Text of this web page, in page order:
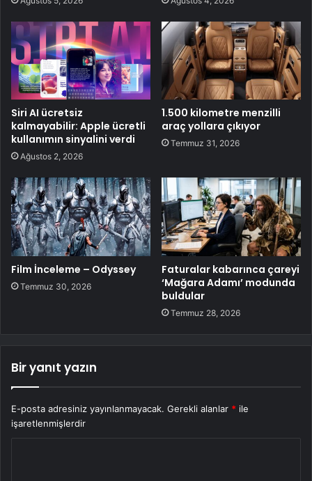
Siri AI ücretsiz
kalmayabilir: Apple ücretli
kullanımın sinyalini verdi
Ağustos 2, 2026
1.500 kilometre menzilli
araç yollara çıkıyor
Temmuz 31, 2026
Film İnceleme – Odyssey
Temmuz 30, 2026
Faturalar kabarınca çareyi
‘Mağara Adamı’ modunda
buldular
Temmuz 28, 2026
Bir yanıt yazın
E-posta adresiniz yayınlanmayacak. Gerekli alanlar * ile
işaretlenmişlerdir